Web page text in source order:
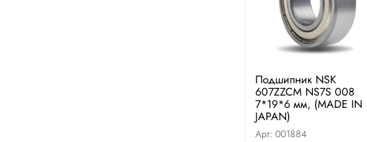
Подшипник NSK
607ZZCM NS7S 008
7*19*6 мм, (MADE IN
JAPAN)
Арт: 001884